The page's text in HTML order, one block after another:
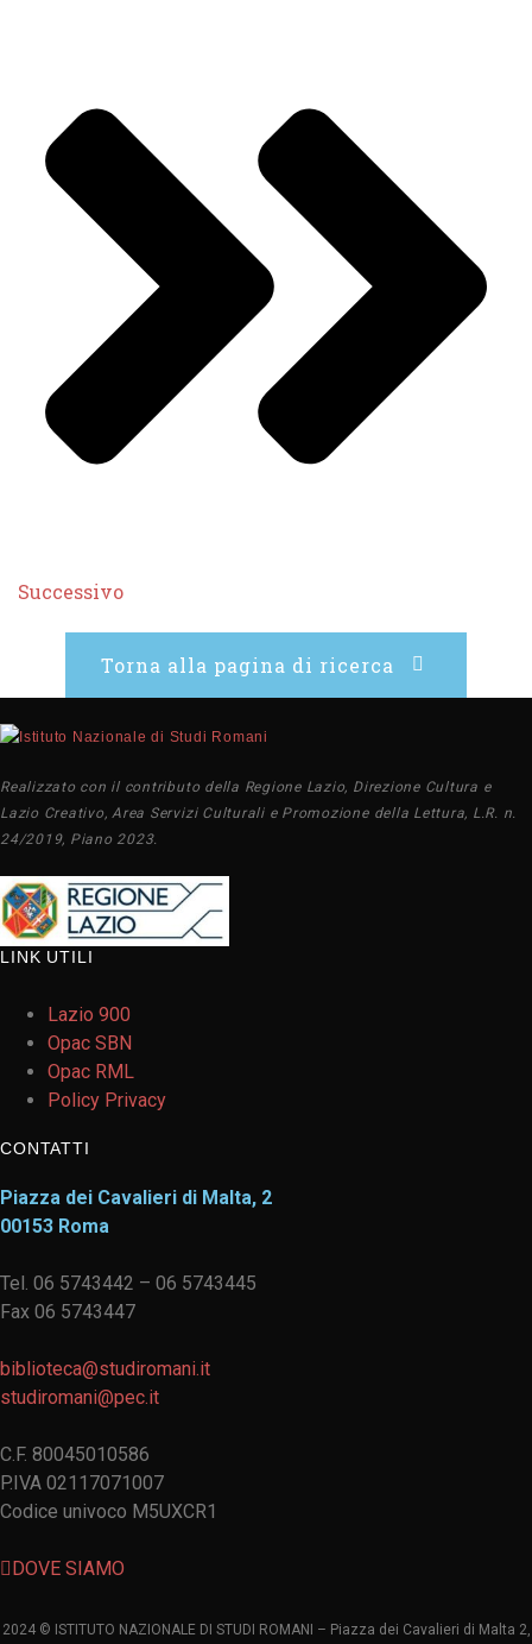
Successivo
Torna alla pagina di ricerca
Realizzato con il contributo della Regione Lazio, Direzione Cultura e
Lazio Creativo, Area Servizi Culturali e Promozione della Lettura, L.R. n.
24/2019, Piano 2023.
LINK UTILI
Lazio 900
Opac SBN
Opac RML
Policy Privacy
CONTATTI
Piazza dei Cavalieri di Malta, 2
00153 Roma
Tel. 06 5743442 – 06 5743445
Fax 06 5743447
biblioteca@studiromani.it
studiromani@pec.it
C.F. 80045010586
P.IVA 02117071007
Codice univoco M5UXCR1
DOVE SIAMO
2024 © ISTITUTO NAZIONALE DI STUDI ROMANI – Piazza dei Cavalieri di Malta 2,